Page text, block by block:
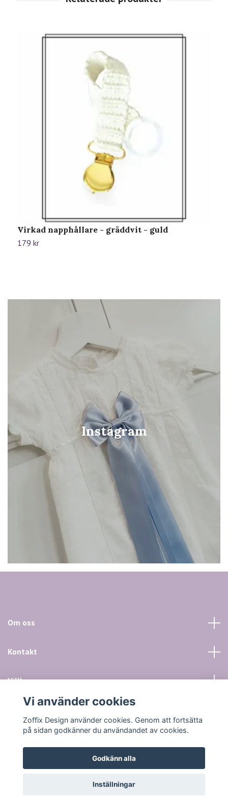
Instagram
Virkad napphållare - gräddvit - guld
179 kr
Om oss
Kontakt
Villkor mm
© 2026 Zoffix Design
Vi använder cookies
Zoffix Design använder cookies. Genom att fortsätta
på sidan godkänner du användandet av cookies.
Godkänn alla
Inställningar